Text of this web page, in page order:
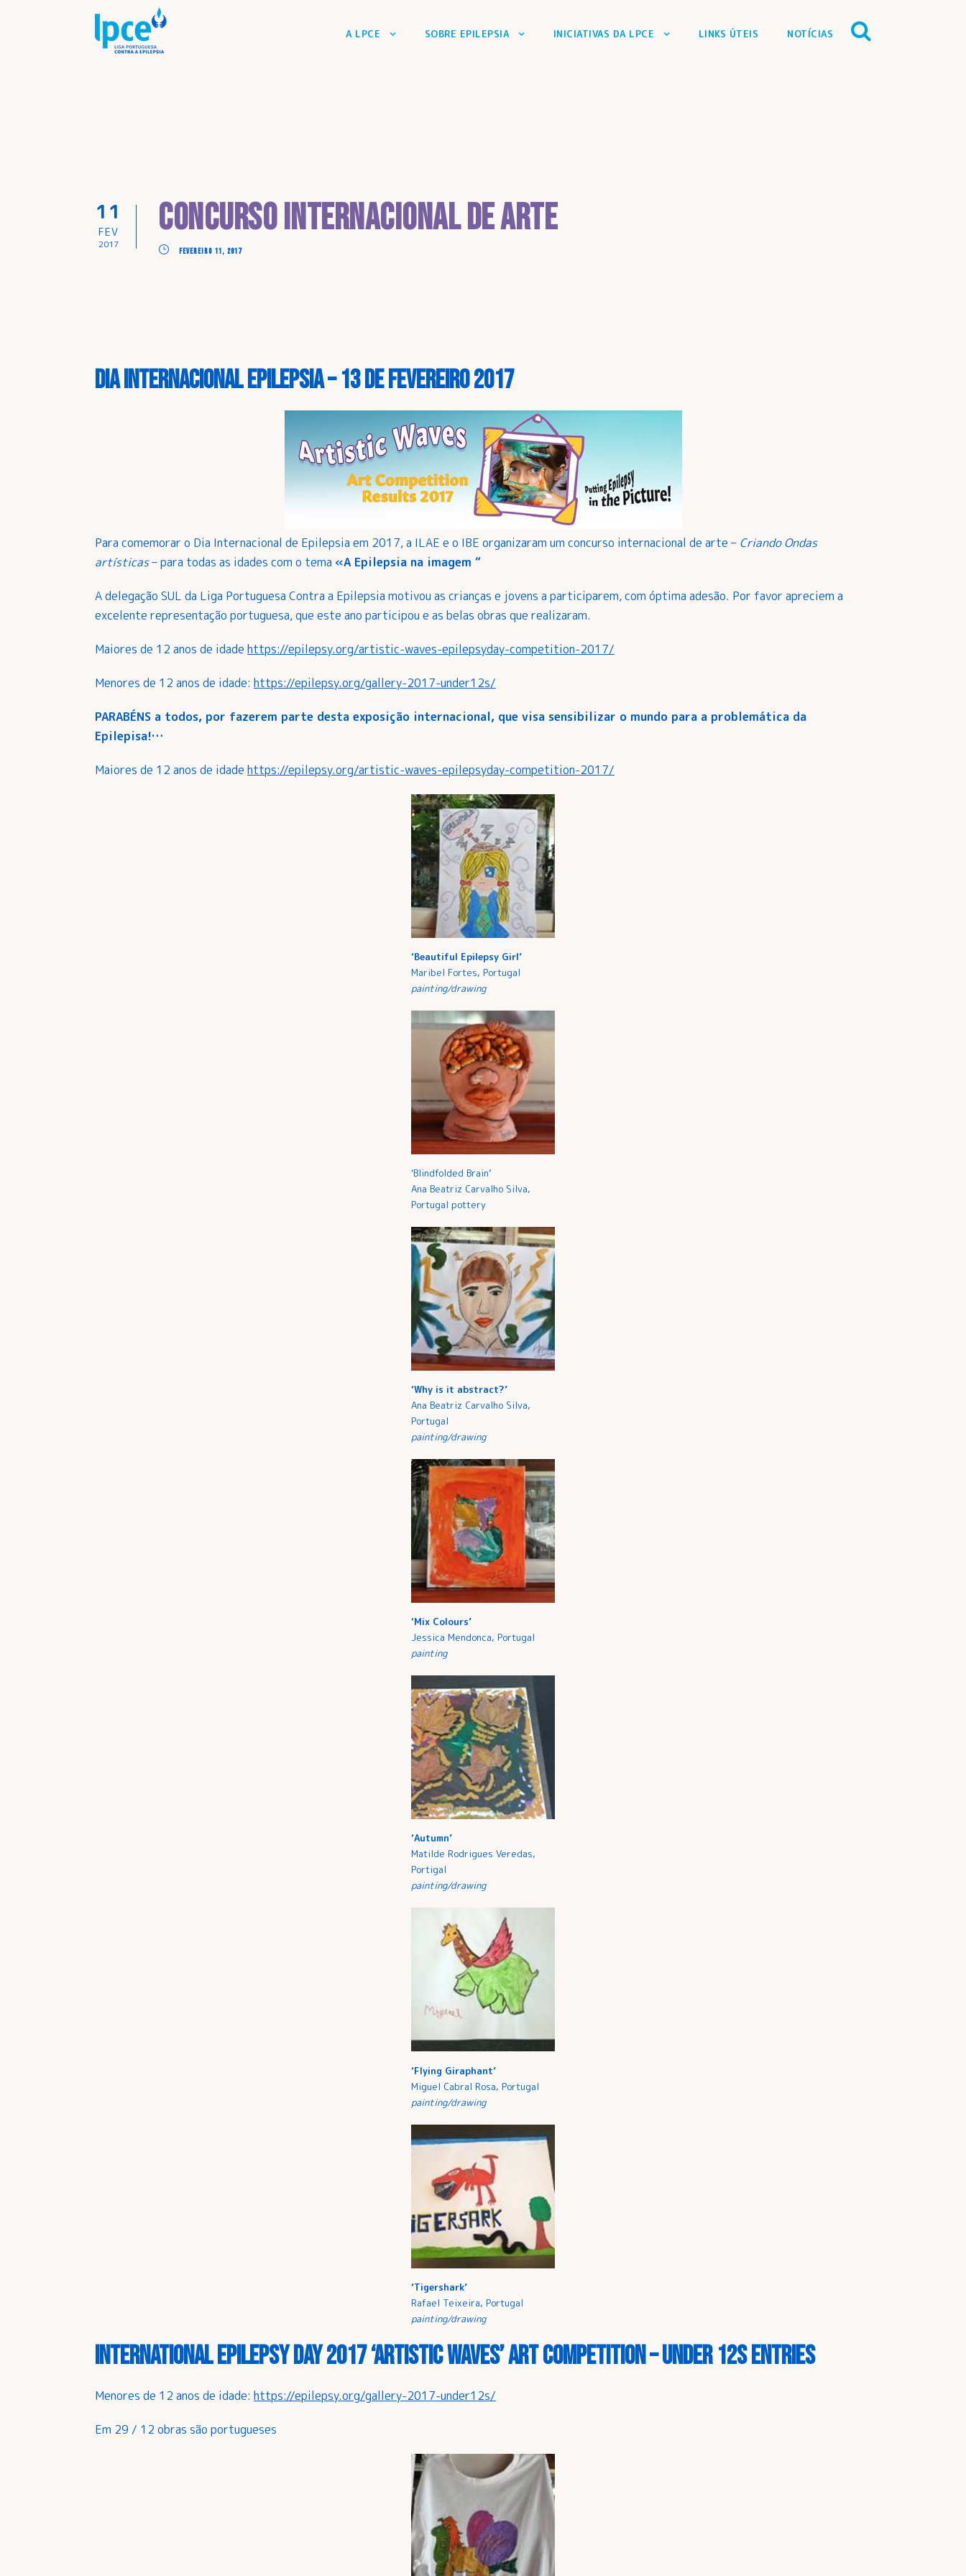
A LPCE SOBRE EPILEPSIA INICIATIVAS DA LPCE LINKS ÚTEIS NOTÍCIAS
11
FEV
2017
Concurso Internacional de Arte
FEVEREIRO 11, 2017
Dia Internacional Epilepsia – 13 de Fevereiro 2017
Para comemorar o Dia Internacional de Epilepsia em 2017, a ILAE e o IBE organizaram um concurso internacional de arte – Criando Ondas
artísticas– para todas as idades com o tema «A Epilepsia na imagem “
A delegação SUL da Liga Portuguesa Contra a Epilepsia motivou as crianças e jovens a participarem, com óptima adesão. Por favor apreciem a
excelente representação portuguesa, que este ano participou e as belas obras que realizaram.
Maiores de 12 anos de idade https://epilepsy.org/artistic-waves-epilepsyday-competition-2017/
Menores de 12 anos de idade: https://epilepsy.org/gallery-2017-under12s/
PARABÉNS a todos, por fazerem parte desta exposição internacional, que visa sensibilizar o mundo para a problemática da
Epilepisa!…
Maiores de 12 anos de idade https://epilepsy.org/artistic-waves-epilepsyday-competition-2017/
‘Beautiful Epilepsy Girl’
Maribel Fortes, Portugal
painting/drawing
‘Blindfolded Brain’
Ana Beatriz Carvalho Silva,
Portugal pottery
‘Why is it abstract?’
Ana Beatriz Carvalho Silva,
Portugal
painting/drawing
‘Mix Colours’
Jessica Mendonca, Portugal
painting
‘Autumn’
Matilde Rodrigues Veredas,
Portigal
painting/drawing
‘Flying Giraphant’
Miguel Cabral Rosa, Portugal
painting/drawing
‘Tigershark’
Rafael Teixeira, Portugal
painting/drawing
International Epilepsy Day 2017 ‘Artistic Waves’ Art Competition – Under 12s Entries
Menores de 12 anos de idade: https://epilepsy.org/gallery-2017-under12s/
Em 29 / 12 obras são portugueses